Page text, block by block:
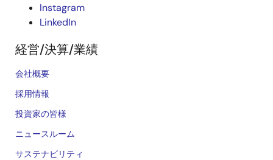
Instagram
LinkedIn
経営/決算/業績
会社概要
採用情報
投資家の皆様
ニュースルーム
サステナビリティ